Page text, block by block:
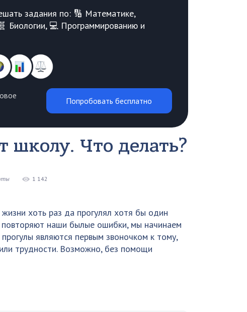
задания по: 🔢 Математике,
Биологии, 💻 Программированию и
Попробовать бесплатно
школу. Что делать?
1 142
хоть раз да прогулял хотя бы один
наши былые ошибки, мы начинаем
являются первым звоночком к тому,
трудности. Возможно, без помощи